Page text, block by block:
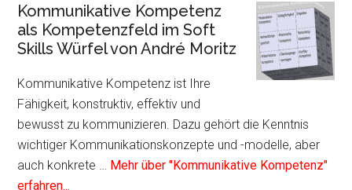
Kommunikative Kompetenz
als Kompetenzfeld im Soft
Skills Würfel von André Moritz
Kommunikative Kompetenz ist Ihre
Fähigkeit, konstruktiv, effektiv und
bewusst zu kommunizieren. Dazu gehört die Kenntnis
wichtiger Kommunikationskonzepte und -modelle, aber
auch konkrete … Mehr über "Kommunikative Kompetenz"
erfahren...